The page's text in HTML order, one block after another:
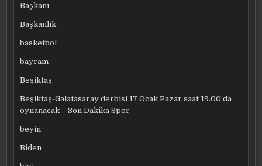
Başkanı
Başkanlık
basketbol
bayram
Beşiktaş
Beşiktaş-Galatasaray derbisi 17 Ocak Pazar saat 19.00’da
oynanacak – Son Dakika Spor
beyin
Biden